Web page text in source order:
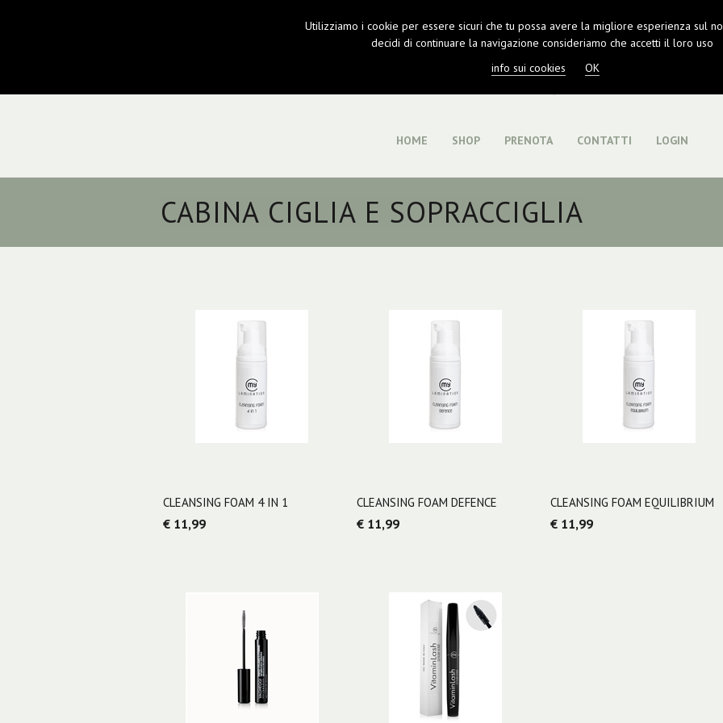
HOME SHOP PRENOTA CONTATTI LOGIN
CABINA CIGLIA E SOPRACCIGLIA
CLEANSING FOAM 4 IN 1
€ 11,99
CLEANSING FOAM DEFENCE
€ 11,99
CLEANSING FOAM EQUILIBRIUM
€ 11,99
Utilizziamo i cookie per essere sicuri che tu possa avere la migliore esperienza sul
decidi di continuare la navigazione consideriamo che accetti il loro uso
info sui cookies
OK